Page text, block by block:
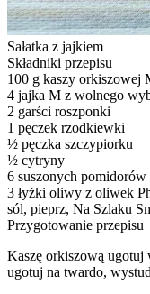
Sałatka z jajkiem
Składniki przepisu
100 g kaszy orkiszowej
4 jajka M z wolnego
2 garści roszponki
1 pęczek rzodkiewki
½ pęczka szczypiorku
½ cytryny
6 suszonych
3 łyżki oliwy z oliwek
sól, pieprz, Na Szlaku
Przygotowanie przepisu
Kaszę orkiszową ugotuj
ugotuj na twardo,